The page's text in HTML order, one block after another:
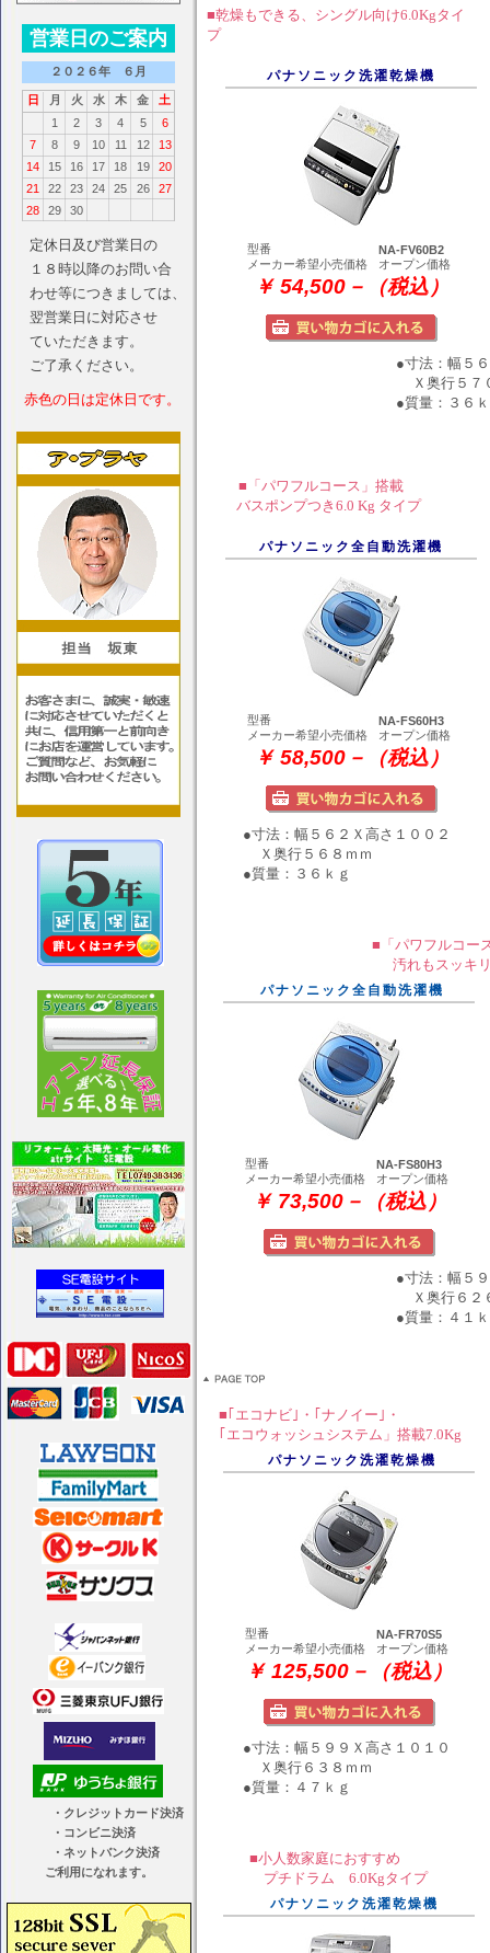
■乾燥もできる、シングル向け6.0Kgタイ
プ
パナソニック洗濯乾燥機
型番
NA-FV60B2
メーカー希望小売価格
オープン価格
￥ 54,500－（税込）
●寸法：幅５
Ｘ奥行５７
●質量：３６
■「パワフルコース」搭載
バスポンプつき6.0 Kg タイプ
パナソニック全自動洗濯機
型番
NA-FS60H3
メーカー希望小売価格
オープン価格
￥ 58,500－（税込）
●寸法：幅５６２Ｘ高さ１００２
Ｘ奥行５６８ｍｍ
●質量：３６ｋｇ
■「パワフルコー
汚れもスッキリ
パナソニック全自動洗濯機
型番
NA-FS80H3
メーカー希望小売価格
オープン価格
￥ 73,500－（税込）
●寸法：幅５
Ｘ奥行６２
●質量：４１
■｢エコナビ｣・｢ナノイー｣・
｢エコウォッシュシステム」搭載7.0Kg
パナソニック洗濯乾燥機
型番
NA-FR70S5
メーカー希望小売価格
オープン価格
￥ 125,500－（税込）
●寸法：幅５９９Ｘ高さ１０１０
Ｘ奥行６３８ｍｍ
●質量：４７ｋｇ
■小人数家庭におすすめ
プチドラム 6.0Kgタイプ
パナソニック洗濯乾燥機